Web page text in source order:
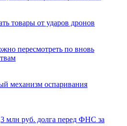
товары от ударов дронов
пересмотреть по вновь
механизм оспаривания
млн руб. долга перед ФНС за